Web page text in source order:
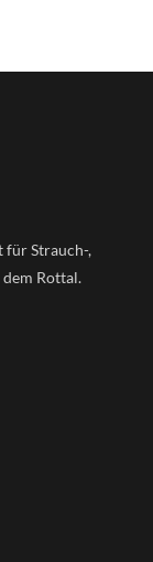
für Strauch-,
Rottal.